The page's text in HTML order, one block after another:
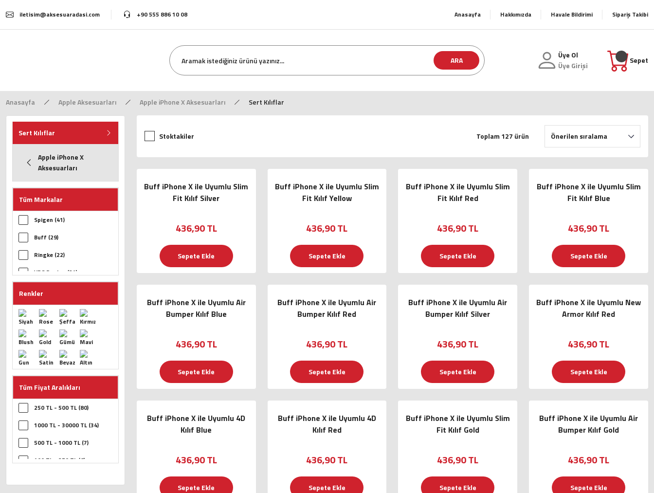
iletisim@aksesuaradasi.com +90 555 886 10 08 Anasayfa Hakkımızda Havale Bildirimi Sipariş Takibi
ARA
Üye Ol
Üye Girişi
Sepet
Anasayfa Apple Aksesuarları Apple iPhone X Aksesuarları Sert Kılıflar
Sert Kılıflar
Apple iPhone X
Aksesuarları
Tüm Markalar
Spigen (41)
Buff (29)
Ringke (22)
VRS Design (21)
Baseus (6)
Celly (5)
Belkin (2)
Diğer (1)
Renkler
Tüm Fiyat Aralıkları
250 TL - 500 TL (80)
1000 TL - 30000 TL (34)
500 TL - 1000 TL (7)
100 TL - 250 TL (6)
Stoktakiler Toplam 127 ürün
Buff iPhone X ile Uyumlu Slim
Fit Kılıf Silver
436,90 TL
Sepete Ekle
Buff iPhone X ile Uyumlu Slim
Fit Kılıf Yellow
436,90 TL
Sepete Ekle
Buff iPhone X ile Uyumlu Slim
Fit Kılıf Red
436,90 TL
Sepete Ekle
Buff iPhone X ile Uyumlu Slim
Fit Kılıf Blue
436,90 TL
Sepete Ekle
Buff iPhone X ile Uyumlu Air
Bumper Kılıf Blue
436,90 TL
Sepete Ekle
Buff iPhone X ile Uyumlu Air
Bumper Kılıf Red
436,90 TL
Sepete Ekle
Buff iPhone X ile Uyumlu Air
Bumper Kılıf Silver
436,90 TL
Sepete Ekle
Buff iPhone X ile Uyumlu New
Armor Kılıf Red
436,90 TL
Sepete Ekle
Buff iPhone X ile Uyumlu 4D
Kılıf Blue
436,90 TL
Sepete Ekle
Buff iPhone X ile Uyumlu 4D
Kılıf Red
436,90 TL
Sepete Ekle
Buff iPhone X ile Uyumlu Slim
Fit Kılıf Gold
436,90 TL
Sepete Ekle
Buff iPhone X ile Uyumlu Air
Bumper Kılıf Gold
436,90 TL
Sepete Ekle